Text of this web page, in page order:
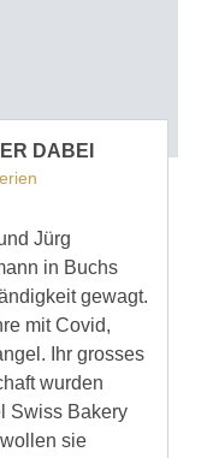
DABEI
Jürg
in Buchs
gewagt.
mit Covid,
Ihr grosses
wurden
Swiss Bakery
sie